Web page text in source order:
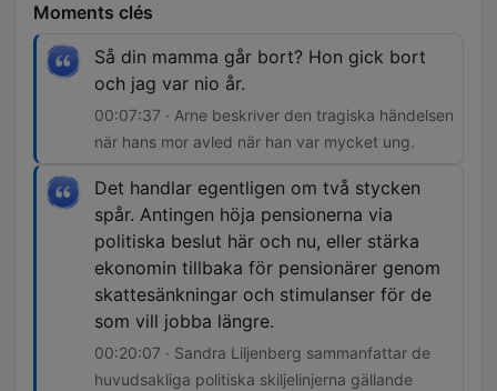
Moments clés
Så din mamma går bort? Hon gick bort
och jag var nio år.
00:07:37 · Arne beskriver den tragiska händelsen
när hans mor avled när han var mycket ung.
Det handlar egentligen om två stycken
spår. Antingen höja pensionerna via
politiska beslut här och nu, eller stärka
ekonomin tillbaka för pensionärer genom
skattesänkningar och stimulanser för de
som vill jobba längre.
00:20:07 · Sandra Liljenberg sammanfattar de
huvudsakliga politiska skiljelinjerna gällande